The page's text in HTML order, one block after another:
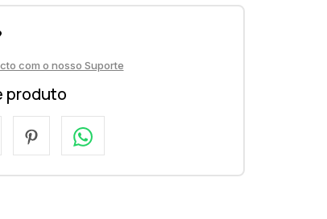
com o nosso Suporte
produto